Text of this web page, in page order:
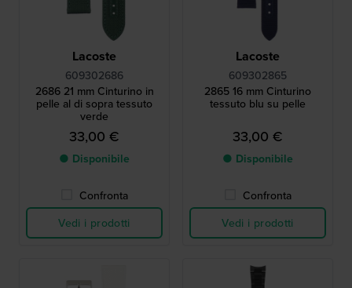
Lacoste
609302686
2686 21 mm Cinturino in
pelle al di sopra tessuto
verde
33,00 €
● Disponibile
Confronta
Vedi i prodotti
Lacoste
609302865
2865 16 mm Cinturino
tessuto blu su pelle
33,00 €
● Disponibile
Confronta
Vedi i prodotti